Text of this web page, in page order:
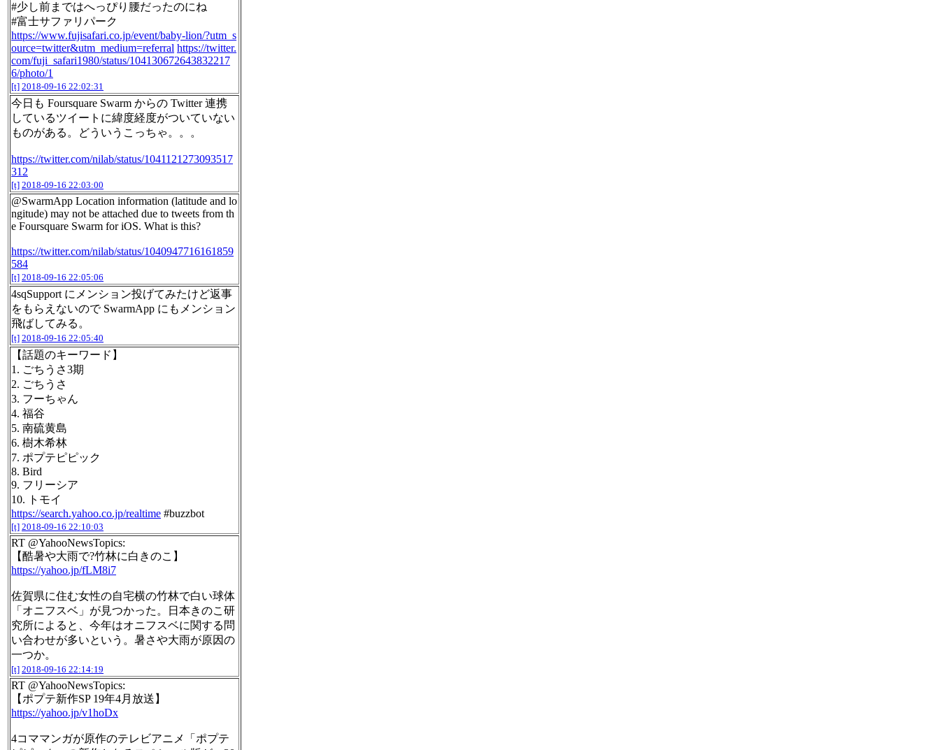
#少し前まではへっぴり腰だったのにね
#富士サファリパーク
https://www.fujisafari.co.jp/event/baby-lion/?utm_s
ource=twitter&utm_medium=referral https://twitter.
com/fuji_safari1980/status/104130672643832217
6/photo/1
[t] 2018-09-16 22:02:31
今日も Foursquare Swarm からの Twitter 連携
しているツイートに緯度経度がついていない
ものがある。どういうこっちゃ。。。
https://twitter.com/nilab/status/1041121273093517
312
[t] 2018-09-16 22:03:00
@SwarmApp Location information (latitude and lo
ngitude) may not be attached due to tweets from th
e Foursquare Swarm for iOS. What is this?
https://twitter.com/nilab/status/1040947716161859
584
[t] 2018-09-16 22:05:06
4sqSupport にメンション投げてみたけど返事
をもらえないので SwarmApp にもメンション
飛ばしてみる。
[t] 2018-09-16 22:05:40
【話題のキーワード】
1. ごちうさ3期
2. ごちうさ
3. フーちゃん
4. 福谷
5. 南硫黄島
6. 樹木希林
7. ポプテピピック
8. Bird
9. フリーシア
10. トモイ
https://search.yahoo.co.jp/realtime #buzzbot
[t] 2018-09-16 22:10:03
RT @YahooNewsTopics:
【酷暑や大雨で?竹林に白きのこ】
https://yahoo.jp/fLM8i7
佐賀県に住む女性の自宅横の竹林で白い球体
「オニフスベ」が見つかった。日本きのこ研
究所によると、今年はオニフスベに関する問
い合わせが多いという。暑さや大雨が原因の
一つか。
[t] 2018-09-16 22:14:19
RT @YahooNewsTopics:
【ポプテ新作SP 19年4月放送】
https://yahoo.jp/v1hoDx
4コママンガが原作のテレビアニメ「ポプテ